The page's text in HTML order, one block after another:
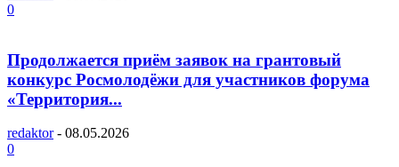
0
Продолжается приём заявок на грантовый
конкурс Росмолодёжи для участников форума
«Территория...
redaktor - 08.05.2026
0